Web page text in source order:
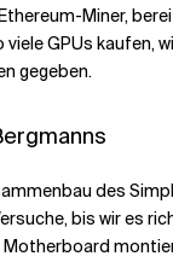
Miner,
viele GPUs
gegeben.
des
bis wir es
Motherboard